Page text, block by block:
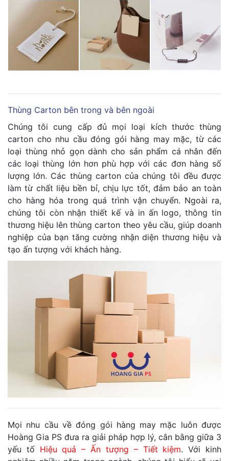
Thùng Carton bên trong và bên ngoài
Chúng tôi cung cấp đủ mọi loại kích thước thùng
carton cho nhu cầu đóng gói hàng may mặc, từ các
loại thùng nhỏ gọn dành cho sản phẩm cá nhân đến
các loại thùng lớn hơn phù hợp với các đơn hàng số
lượng lớn. Các thùng carton của chúng tôi đều được
làm từ chất liệu bền bỉ, chịu lực tốt, đảm bảo an toàn
cho hàng hóa trong quá trình vận chuyển. Ngoài ra,
chúng tôi còn nhận thiết kế và in ấn logo, thông tin
thương hiệu lên thùng carton theo yêu cầu, giúp doanh
nghiệp của bạn tăng cường nhận diện thương hiệu và
tạo ấn tượng với khách hàng.
Mọi nhu cầu về đóng gói hàng may mặc luôn được
Hoàng Gia PS đưa ra giải pháp hợp lý, cân bằng giữa 3
yếu tố Hiệu quả – Ấn tượng – Tiết kiệm. Với kinh